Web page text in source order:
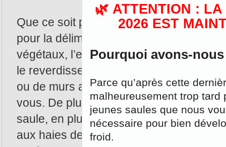
Que ce soit pour l’effet d’un
pour la délimitation de grands terrains,
végétaux, l’embellissement de
le reverdissement des berges, la
ou de murs anti-bruit : le saule est
vous. De plus, vous contribuez à
saule, en plus d’être esthétique et peu
aux haies de cèdres ou autres
🌿 ATTENTION :
2026 EST
Pourquoi avons-
Parce qu’après cette
malheureusement trop tard
jeunes saules que nous
nécessaire pour bien
froid.